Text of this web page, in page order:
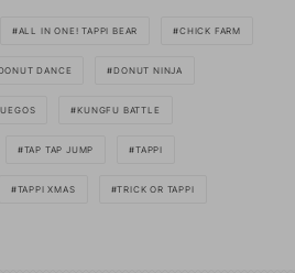
ALL IN ONE! TAPPI BEAR CHICK FARM
DANCE DONUT NINJA
KUNGFU BATTLE
TAP TAP JUMP TAPPI
TAPPI XMAS TRICK OR TAPPI